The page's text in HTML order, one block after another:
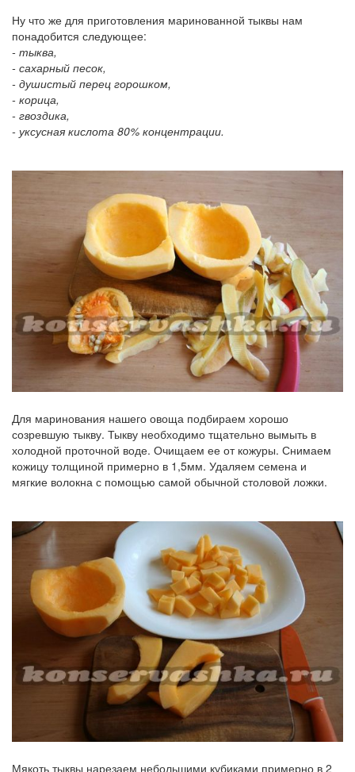
Ну что же для приготовления маринованной тыквы нам
понадобится следующее:
- тыква,
- сахарный песок,
- душистый перец горошком,
- корица,
- гвоздика,
- уксусная кислота 80% концентрации.
Для маринования нашего овоща подбираем хорошо
созревшую тыкву. Тыкву необходимо тщательно вымыть в
холодной проточной воде. Очищаем ее от кожуры. Снимаем
кожицу толщиной примерно в 1,5мм. Удаляем семена и
мягкие волокна с помощью самой обычной столовой ложки.
Мякоть тыквы нарезаем небольшими кубиками примерно в 2